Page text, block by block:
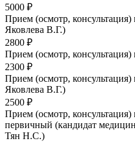
5000 ₽
Прием (осмотр,
Яковлева В.Г.)
2800 ₽
Прием (осмотр,
2300 ₽
Прием (осмотр,
Яковлева В.Г.)
2500 ₽
Прием (осмотр, консультация)
первичный (кандидат
Тян Н.С.)